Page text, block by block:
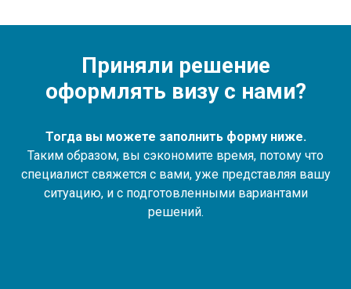
Приняли решение
оформлять визу с нами?
Тогда вы можете заполнить форму ниже.
Таким образом, вы сэкономите время, потому что
специалист свяжется с вами, уже представляя вашу
ситуацию, и с подготовленными вариантами
решений.